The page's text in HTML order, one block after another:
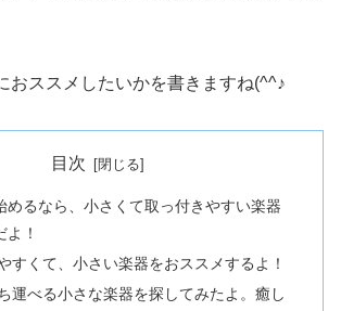
おススメしたいかを書きますね(^^♪
目次
めるなら、小さくて取っ付きやすい楽器
！
すくて、小さい楽器をおススメするよ！
運べる小さな楽器を探してみたよ。癒し